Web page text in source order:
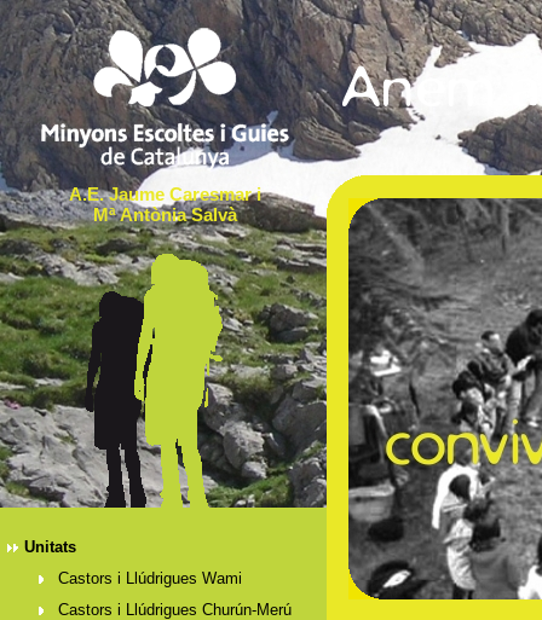
A.E. Jaume Caresmar i
Mª Antònia Salvà
Unitats
Castors i Llúdrigues Wami
Castors i Llúdrigues Churún-Merú